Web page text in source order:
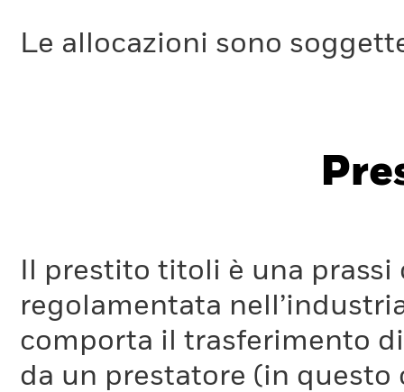
Le allocazioni sono
Il prestito titoli è una
regolamentata
comporta il trasferimento
da un prestatore (in questo